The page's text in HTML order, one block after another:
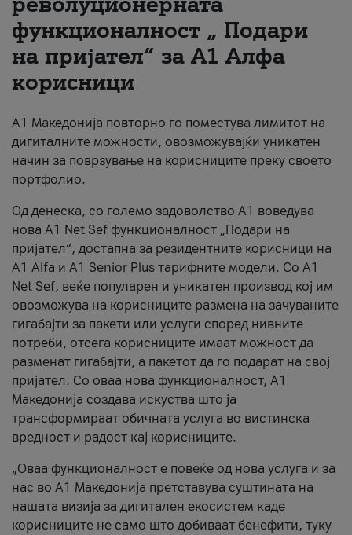
За нас
#ПодобарОнлајн
функционалност „ Подари
на пријател“ за А1 Алфа
корисници
А1 Македонија повторно го поместува лимитот на
дигиталните можности, овозможувајќи уникатен
начин за поврзување на корисниците преку своето
портфолио.
Од денеска, со големо задоволство А1 воведува
нова A1 Net Sef функционалност „Подари на
пријател“, достапна за резидентните корисници на
А1 Alfa и A1 Senior Plus тарифните модели. Со A1
Net Sef, веќе популарен и уникатен производ кој им
овозможува на корисниците размена на зачуваните
гигабајти за пакети или услуги според нивните
потреби, отсега корисниците имаат можност да
разменат гигабајти, а пакетот да го подарат на свој
пријател. Со оваа нова функционалност, А1
Македонија создава искуства што ја
трансформираат обичната услуга во вистинска
вредност и радост кај корисниците.
„Оваа функционалност е повеќе од нова услуга и за
нас во А1 Македонија претставува суштината на
нашата визија за дигитален екосистем каде
корисниците не само што добиваат бенефити, туку